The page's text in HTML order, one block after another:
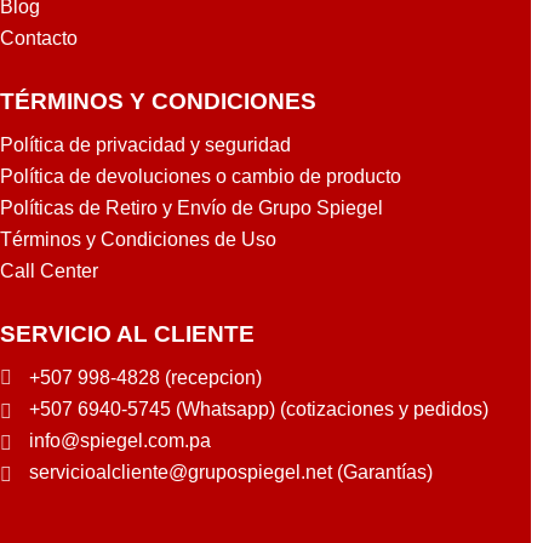
Blog
Contacto
TÉRMINOS Y CONDICIONES
Política de privacidad y seguridad
Política de devoluciones o cambio de producto
Políticas de Retiro y Envío de Grupo Spiegel
Términos y Condiciones de Uso
Call Center
SERVICIO AL CLIENTE
+507 998-4828 (recepcion)
+507 6940-5745 (Whatsapp) (cotizaciones y pedidos)
info@spiegel.com.pa
servicioalcliente@grupospiegel.net (Garantías)